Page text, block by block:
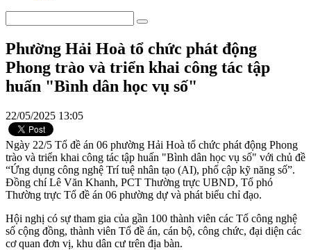
Phường Hải Hoà tổ chức phát động
Phong trào và triển khai công tác tập
huấn "Bình dân học vụ số"
22/05/2025 13:05
Ngày 22/5 Tổ đề án 06 phường Hải Hoà tổ chức phát động Phong
trào và triển khai công tác tập huấn "Bình dân học vụ số" với chủ đề
“Ứng dụng công nghệ Trí tuệ nhân tạo (AI), phổ cập kỹ năng số”.
Đồng chí Lê Văn Khanh, PCT Thường trực UBND, Tổ phó
Thường trực Tổ đề án 06 phường dự và phát biểu chỉ đạo.
Hội nghị có sự tham gia của gần 100 thành viên các Tổ công nghệ
số cộng đồng, thành viên Tổ đề án, cán bộ, công chức, đại diện các
cơ quan đơn vị, khu dân cư trên địa bàn.